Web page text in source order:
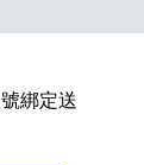
綁定送